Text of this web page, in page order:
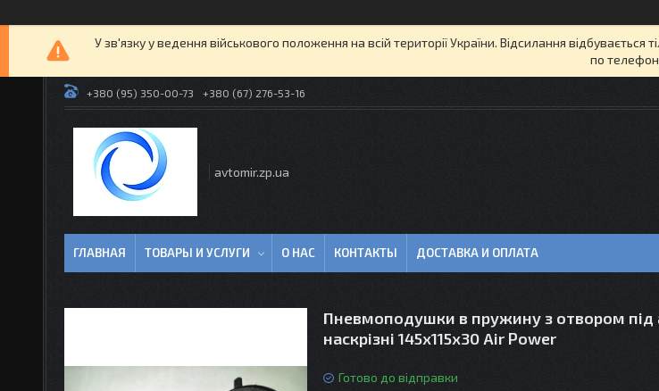
У зв'язку у ведення військового положення на всій території України. Відсилання
по
+380 (95) 350-00-73 +380 (67) 276-53-16
avtomir.zp.ua
ГЛАВНАЯ ТОВАРЫ И УСЛУГИ О НАС КОНТАКТЫ ДОСТАВКА И ОПЛАТА
Пневмоподушки в пружину з отвором під
наскрізні 145х115х30 Air Power
Готово до відправки